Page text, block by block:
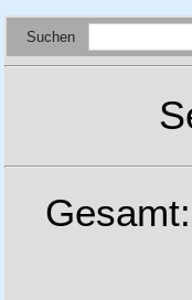
Suchen
Gesamt: